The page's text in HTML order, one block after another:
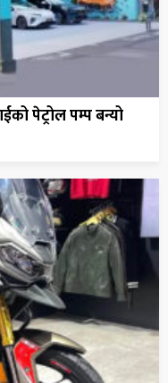
पेट्रोल पम्प बन्यो